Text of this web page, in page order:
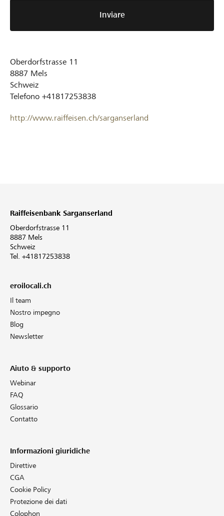
Inviare
Oberdorfstrasse 11
8887 Mels
Schweiz
Telefono +41817253838
http://www.raiffeisen.ch/sarganserland
Raiffeisenbank Sarganserland
Oberdorfstrasse 11
8887 Mels
Schweiz
Tel. +41817253838
eroilocali.ch
Il team
Nostro impegno
Blog
Newsletter
Aiuto & supporto
Webinar
FAQ
Glossario
Contatto
Informazioni giuridiche
Direttive
CGA
Cookie Policy
Protezione dei dati
Colophon